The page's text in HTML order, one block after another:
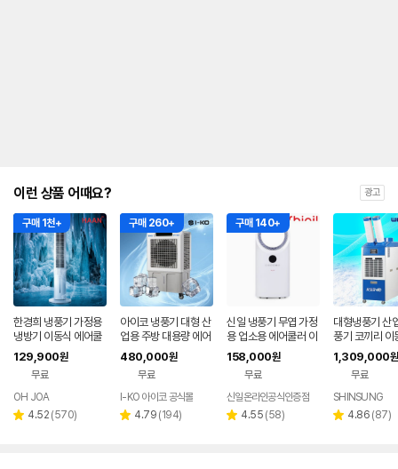
이런 상품 어때요? 광고
구매 1천+
한경희 냉풍기 가정용
냉방기 이동식 에어쿨
러 26년형 초절전 AI
음성인식 에어컨 선풍
129,900원
무료
페이
OH JOA
별 4.52 리
(570)
구매 260+
아이코 냉풍기 대형 산
업용 주방 대용량 에어
쿨러 업소용 IKO-NP1
0
480,000원
무료
I-KO 아이코 공식몰
별 4.79 리
(194)
구매 140+
신일 냉풍기 무엽 가정
용 업소용 에어쿨러 이
동식 소형 냉방기 얼음
선풍기 저소음 냉각
158,000원
무료
신일온라인공식인증점
별 4.55 리
(58)
대형냉풍기 산
풍기 코끼리 이
장용 창고 주방
2구
1,309,000원
무료
SHINSUNG
별 4.86 리
(87)